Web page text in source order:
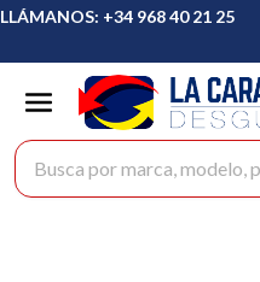
LLÁMANOS: +34 968 40 21 25
Buscar productos